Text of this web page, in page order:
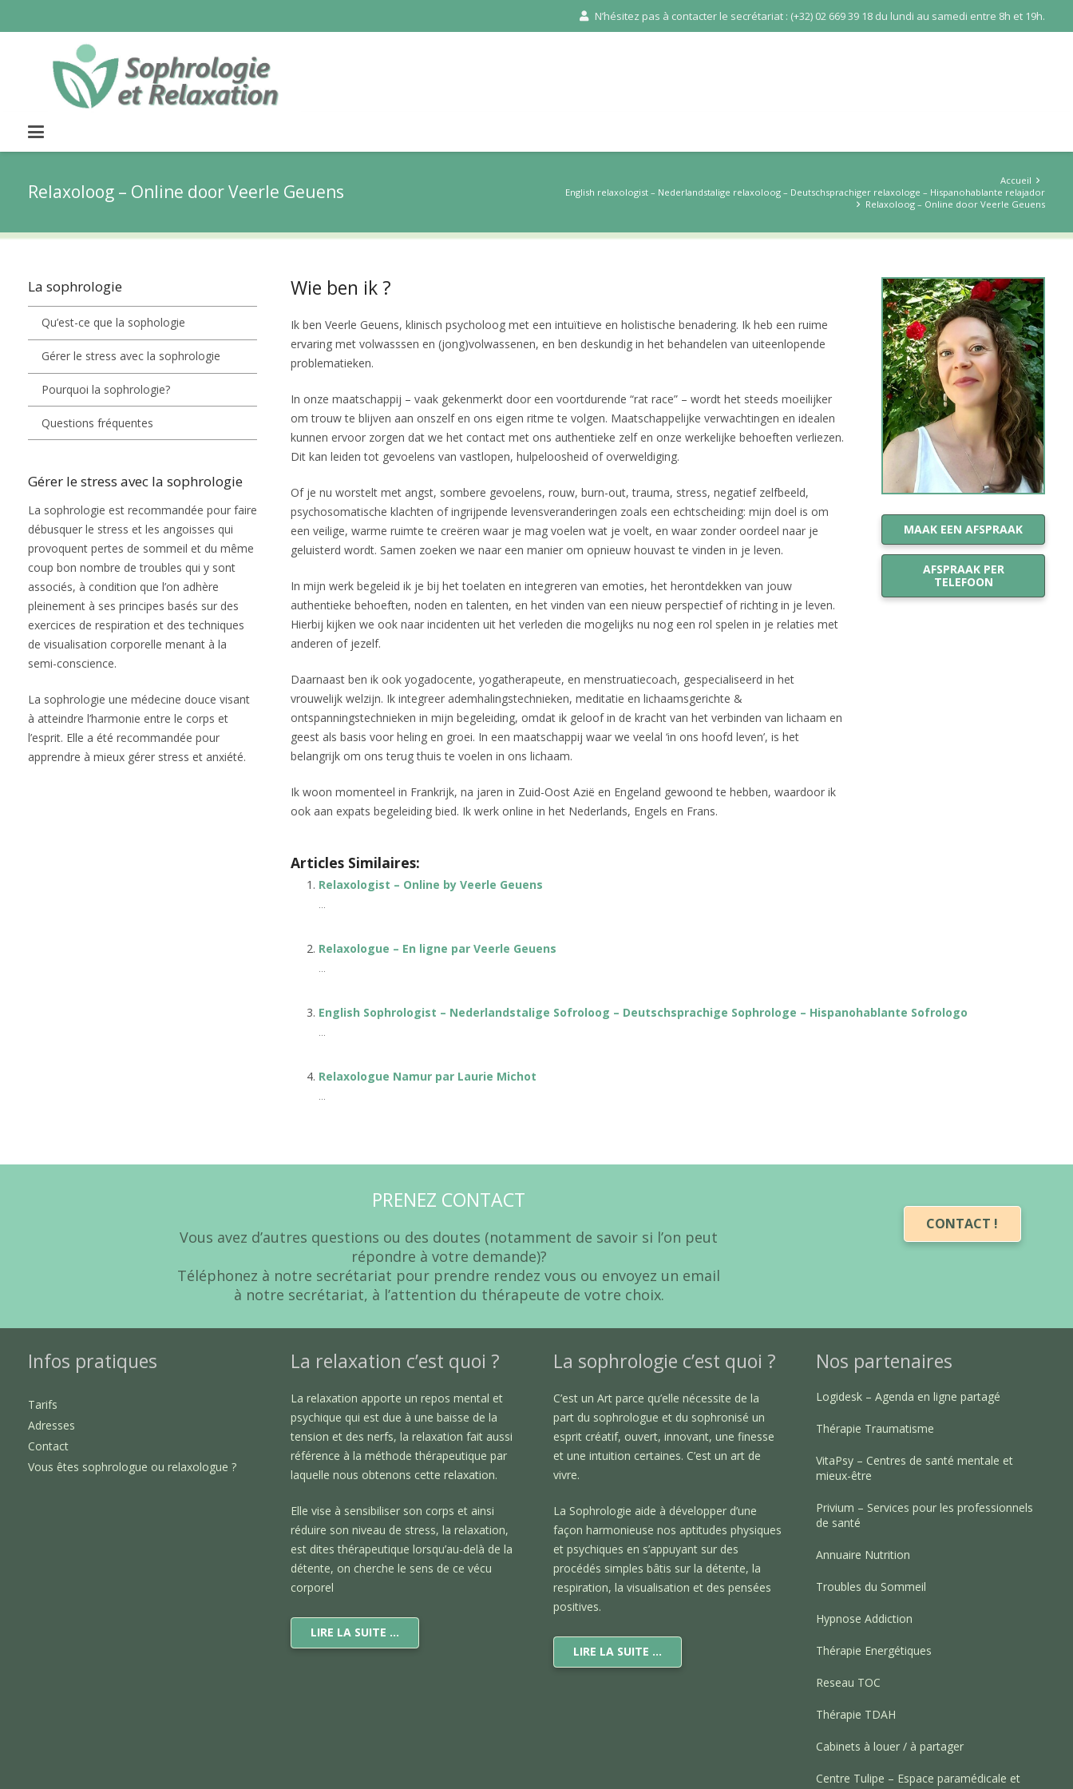
N’hésitez pas à contacter le secrétariat : (+32) 02 669 39 18 du lundi au samedi entre 8h et 19h.
Relaxoloog – Online door Veerle Geuens
Accueil
English relaxologist – Nederlandstalige relaxoloog – Deutschsprachiger relaxologe – Hispanohablante relajador
Relaxoloog – Online door Veerle Geuens
La sophrologie
Qu’est-ce que la sophologie
Gérer le stress avec la sophrologie
Pourquoi la sophrologie?
Questions fréquentes
Gérer le stress avec la sophrologie
La sophrologie est recommandée pour faire
débusquer le stress et les angoisses qui
provoquent pertes de sommeil et du même
coup bon nombre de troubles qui y sont
associés, à condition que l’on adhère
pleinement à ses principes basés sur des
exercices de respiration et des techniques
de visualisation corporelle menant à la
semi-conscience.
La sophrologie une médecine douce visant
à atteindre l’harmonie entre le corps et
l’esprit. Elle a été recommandée pour
apprendre à mieux gérer stress et anxiété.
Wie ben ik ?
Ik ben Veerle Geuens, klinisch psycholoog met een intuïtieve en holistische benadering. Ik heb een ruime
ervaring met volwasssen en (jong)volwassenen, en ben deskundig in het behandelen van uiteenlopende
problematieken.
In onze maatschappij – vaak gekenmerkt door een voortdurende “rat race” – wordt het steeds moeilijker
om trouw te blijven aan onszelf en ons eigen ritme te volgen. Maatschappelijke verwachtingen en idealen
kunnen ervoor zorgen dat we het contact met ons authentieke zelf en onze werkelijke behoeften verliezen.
Dit kan leiden tot gevoelens van vastlopen, hulpeloosheid of overweldiging.
Of je nu worstelt met angst, sombere gevoelens, rouw, burn-out, trauma, stress, negatief zelfbeeld,
psychosomatische klachten of ingrijpende levensveranderingen zoals een echtscheiding: mijn doel is om
een veilige, warme ruimte te creëren waar je mag voelen wat je voelt, en waar zonder oordeel naar je
geluisterd wordt. Samen zoeken we naar een manier om opnieuw houvast te vinden in je leven.
In mijn werk begeleid ik je bij het toelaten en integreren van emoties, het herontdekken van jouw
authentieke behoeften, noden en talenten, en het vinden van een nieuw perspectief of richting in je leven.
Hierbij kijken we ook naar incidenten uit het verleden die mogelijks nu nog een rol spelen in je relaties met
anderen of jezelf.
Daarnaast ben ik ook yogadocente, yogatherapeute, en menstruatiecoach, gespecialiseerd in het
vrouwelijk welzijn. Ik integreer ademhalingstechnieken, meditatie en lichaamsgerichte &
ontspanningstechnieken in mijn begeleiding, omdat ik geloof in de kracht van het verbinden van lichaam en
geest als basis voor heling en groei. In een maatschappij waar we veelal ‘in ons hoofd leven’, is het
belangrijk om ons terug thuis te voelen in ons lichaam.
Ik woon momenteel in Frankrijk, na jaren in Zuid-Oost Azië en Engeland gewoond te hebben, waardoor ik
ook aan expats begeleiding bied. Ik werk online in het Nederlands, Engels en Frans.
MAAK EEN AFSPRAAK
AFSPRAAK PER
TELEFOON
Articles Similaires:
Relaxologist – Online by Veerle Geuens
...
Relaxologue – En ligne par Veerle Geuens
...
English Sophrologist – Nederlandstalige Sofroloog – Deutschsprachige Sophrologe – Hispanohablante Sofrologo
...
Relaxologue Namur par Laurie Michot
...
PRENEZ CONTACT
Vous avez d’autres questions ou des doutes (notamment de savoir si l’on peut
répondre à votre demande)?
Téléphonez à notre secrétariat pour prendre rendez vous ou envoyez un email
à notre secrétariat, à l’attention du thérapeute de votre choix.
CONTACT !
Infos pratiques
Tarifs
Adresses
Contact
Vous êtes sophrologue ou relaxologue ?
La relaxation c’est quoi ?
La relaxation apporte un repos mental et
psychique qui est due à une baisse de la
tension et des nerfs, la relaxation fait aussi
référence à la méthode thérapeutique par
laquelle nous obtenons cette relaxation.
Elle vise à sensibiliser son corps et ainsi
réduire son niveau de stress, la relaxation,
est dites thérapeutique lorsqu’au-delà de la
détente, on cherche le sens de ce vécu
corporel
LIRE LA SUITE …
La sophrologie c’est quoi ?
C’est un Art parce qu’elle nécessite de la
part du sophrologue et du sophronisé un
esprit créatif, ouvert, innovant, une finesse
et une intuition certaines. C’est un art de
vivre.
La Sophrologie aide à développer d’une
façon harmonieuse nos aptitudes physiques
et psychiques en s’appuyant sur des
procédés simples bâtis sur la détente, la
respiration, la visualisation et des pensées
positives.
LIRE LA SUITE …
Nos partenaires
Logidesk – Agenda en ligne partagé
Thérapie Traumatisme
VitaPsy – Centres de santé mentale et
mieux-être
Privium – Services pour les professionnels
de santé
Annuaire Nutrition
Troubles du Sommeil
Hypnose Addiction
Thérapie Energétiques
Reseau TOC
Thérapie TDAH
Cabinets à louer / à partager
Centre Tulipe – Espace paramédicale et